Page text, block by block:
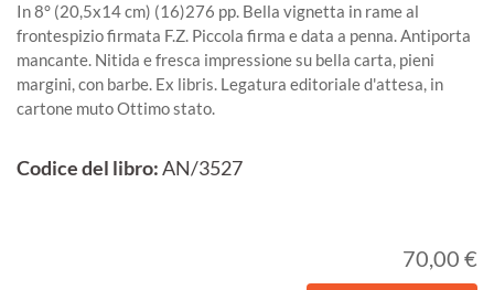
In 8° (20,5x14 cm) (16)276 pp. Bella vignetta in rame al
frontespizio firmata F.Z. Piccola firma e data a penna. Antiporta
mancante. Nitida e fresca impressione su bella carta, pieni
margini, con barbe. Ex libris. Legatura editoriale d'attesa, in
cartone muto Ottimo stato.
Codice del libro:AN/3527
70,00 €